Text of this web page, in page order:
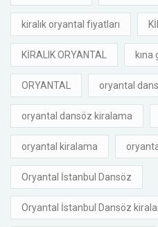
kiralık oryantal fiyatları
KİRALIK ORYANTAL
ORYANTAL oryantal
oryantal dansöz kiralama
oryantal kiralama
Oryantal İstanbul Dansöz
Oryantal İstanbul Dansöz